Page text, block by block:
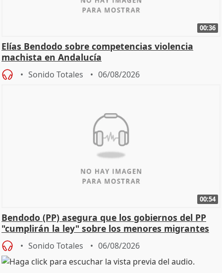
00:36
Elías Bendodo sobre competencias violencia
machista en Andalucía
Sonido Totales 06/08/2026
00:54
Bendodo (PP) asegura que los gobiernos del PP
"cumplirán la ley" sobre los menores migrantes
Sonido Totales 06/08/2026